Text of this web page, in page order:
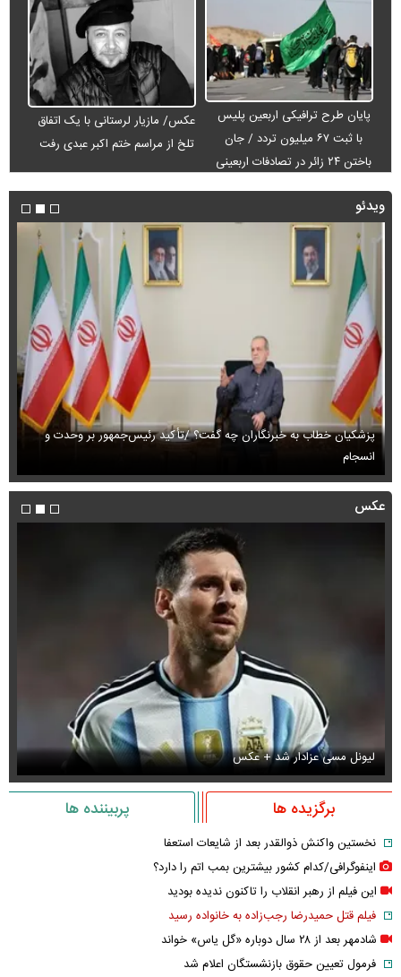
پایان طرح ترافیکی اربعین پلیس
با ثبت ۶۷ میلیون تردد / جان
باختن ۲۴ زائر در تصادفات اربعینی
عکس/ مازیار لرستانی با یک اتفاق
تلخ از مراسم ختم اکبر عبدی رفت
ویدئو
پزشکیان خطاب به خبرنگاران چه گفت؟ /تأکید رئیس‌جمهور بر وحدت و
انسجام
عکس
لیونل مسی عزادار شد + عکس
برگزیده ها پربیننده ها
نخستین واکنش ذوالقدر بعد از شایعات استعفا
اینفوگرافی/کدام کشور بیشترین بمب اتم را دارد؟
این فیلم از رهبر انقلاب را تاکنون ندیده بودید
فیلم قتل حمیدرضا رجب‌زاده به خانواده رسید
شادمهر بعد از ۲۸ سال دوباره «گل یاس» خواند
فرمول تعیین حقوق بازنشستگان اعلام شد